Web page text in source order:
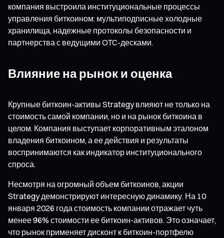
компания выстроила институциональные процессы
управления биткоином: мультиподписные холодные
хранилища, надежные протоколы безопасности и
партнерства с ведущими OTC-десками.
Влияние на рынок и оценка
Крупные биткоин-активы Strategy влияют не только на
стоимость самой компании, но и на рынок биткоина в
целом. Компания выступает корпоративным эталоном
владения биткоином, а ее действия и результаты
воспринимаются как индикатор институционального
спроса.
Несмотря на огромный объем биткоинов, акции
Strategy демонстрируют интересную динамику. На 10
января 2026 года стоимость компании отражает чуть
менее 96% стоимости ее биткоин-активов. Это означает,
что рынок применяет дисконт к биткоин-портфелю